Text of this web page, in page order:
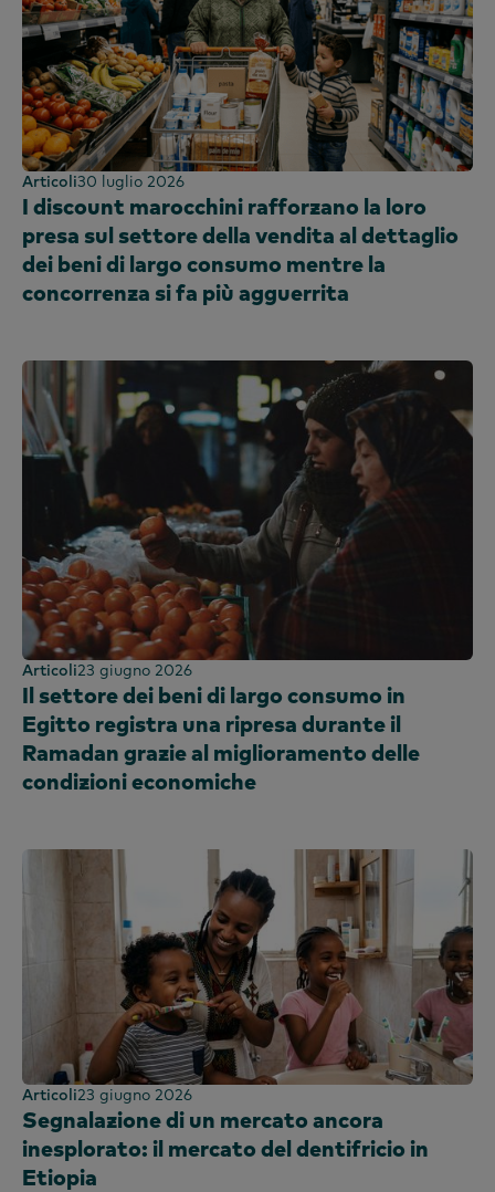
Kenya
Corea
Cina continentale (CN)
Cina continentale (EN)
Malesia
Messico
Marocco
Nigeria
Perù
Arabia Saudita
Scozia
Sudafrica
Spagna
Sri Lanka
Taiwan
Thailandia
Uganda
Regno Unito e Irlanda
Emirati Arabi Uniti
Regno Unito
Stati Uniti
Vietnam
Articoli30 luglio 2026
I discount marocchini rafforzano la loro
presa sul settore della vendita al dettaglio
dei beni di largo consumo mentre la
concorrenza si fa più agguerrita
Articoli23 giugno 2026
Il settore dei beni di largo consumo in
Egitto registra una ripresa durante il
Ramadan grazie al miglioramento delle
condizioni economiche
Articoli23 giugno 2026
Segnalazione di un mercato ancora
inesplorato: il mercato del dentifricio in
Etiopia